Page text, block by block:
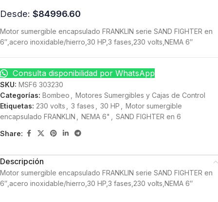
Desde: $84996.60
Motor sumergible encapsulado FRANKLIN serie SAND FIGHTER en
6″,acero inoxidable/hierro,30 HP,3 fases,230 volts,NEMA 6″
Consulta disponibilidad por WhatsApp
SKU: MSF6 303230
Categorías: Bombeo
Motores Sumergibles y Cajas de Control
Etiquetas: 230 volts 3 fases 30 HP
Motor sumergible
encapsulado FRANKLIN
NEMA 6" SAND FIGHTER en 6
Share:
Descripción
Motor sumergible encapsulado FRANKLIN serie SAND FIGHTER en
6″,acero inoxidable/hierro,30 HP,3 fases,230 volts,NEMA 6″